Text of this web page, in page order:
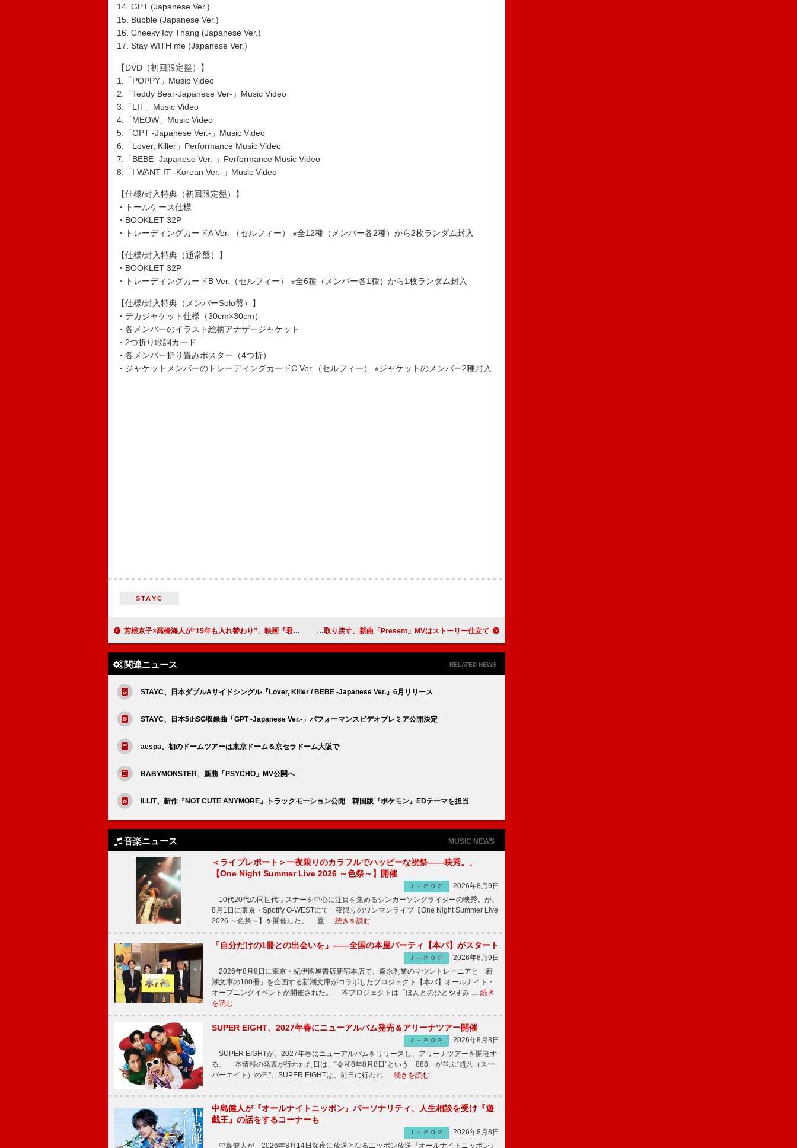
14. GPT (Japanese Ver.)
15. Bubble (Japanese Ver.)
16. Cheeky Icy Thang (Japanese Ver.)
17. Stay WITH me (Japanese Ver.)
【DVD（初回限定盤）】
1.「POPPY」Music Video
2.「Teddy Bear-Japanese Ver-」Music Video
3.「LIT」Music Video
4.「MEOW」Music Video
5.「GPT -Japanese Ver.-」Music Video
6.「Lover, Killer」Performance Music Video
7.「BEBE -Japanese Ver.-」Performance Music Video
8.「I WANT IT -Korean Ver.-」Music Video
【仕様/封入特典（初回限定盤）】
・トールケース仕様
・BOOKLET 32P
・トレーディングカードA Ver. （セルフィー） ※全12種（メンバー各2種）から2枚ランダム封入
【仕様/封入特典（通常盤）】
・BOOKLET 32P
・トレーディングカードB Ver.（セルフィー） ※全6種（メンバー各1種）から1枚ランダム封入
【仕様/封入特典（メンバーSolo盤）】
・デカジャケット仕様（30cm×30cm）
・各メンバーのイラスト絵柄アナザージャケット
・2つ折り歌詞カード
・各メンバー折り畳みポスター（4つ折）
・ジャケットメンバーのトレーディングカードC Ver.（セルフィー） ※ジャケットのメンバー2種封入
STAYC
芳根京子×高橋海人が“15年も入れ替わり”、映画『君の顔では泣けない』ファイナル予告＆ビジュアル公開 INIがクリスマスを取り戻す、新曲「Present」MVはストーリー仕立て
関連ニュース RELATED NEWS
STAYC、日本ダブルAサイドシングル『Lover, Killer / BEBE -Japanese Ver.』6月リリース
STAYC、日本5thSG収録曲「GPT -Japanese Ver.-」パフォーマンスビデオプレミア公開決定
aespa、初のドームツアーは東京ドーム＆京セラドーム大阪で
BABYMONSTER、新曲「PSYCHO」MV公開へ
ILLIT、新作『NOT CUTE ANYMORE』トラックモーション公開 韓国版『ポケモン』EDテーマを担当
音楽ニュース MUSIC NEWS
＜ライブレポート＞一夜限りのカラフルでハッピーな祝祭――映秀。、
【One Night Summer Live 2026 ～色祭～】開催
Ｊ－ＰＯＰ
2026年8月9日
10代20代の同世代リスナーを中心に注目を集めるシンガーソングライターの映秀。が、
8月1日に東京・Spotify O-WESTにて一夜限りのワンマンライブ【One Night Summer Live
2026 ～色祭～】を開催した。 夏 … 続きを読む
「自分だけの1冊との出会いを」――全国の本屋パーティ【本パ】がスタート
Ｊ－ＰＯＰ
2026年8月9日
2026年8月8日に東京・紀伊國屋書店新宿本店で、森永乳業のマウントレーニアと「新
潮文庫の100冊」を企画する新潮文庫がコラボしたプロジェクト【本パ】オールナイト・
オープニングイベントが開催された。 本プロジェクトは「ほんとのひとやすみ … 続き
を読む
SUPER EIGHT、2027年春にニューアルバム発売＆アリーナツアー開催
Ｊ－ＰＯＰ
2026年8月8日
SUPER EIGHTが、2027年春にニューアルバムをリリースし、アリーナツアーを開催す
る。 本情報の発表が行われた日は、“令和8年8月8日”という「888」が並ぶ“超八（スー
パーエイト）の日”。SUPER EIGHTは、前日に行われ … 続きを読む
中島健人が『オールナイトニッポン』パーソナリティ、人生相談を受け『遊
戯王』の話をするコーナーも
Ｊ－ＰＯＰ
2026年8月8日
中島健人が、2026年8月14日深夜に放送となるニッポン放送『オールナイトニッポン』